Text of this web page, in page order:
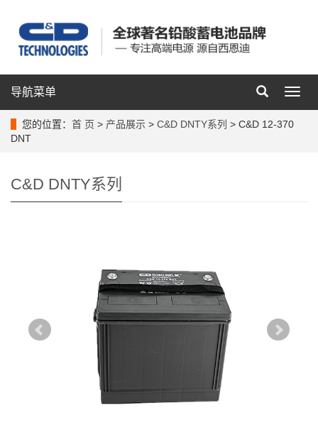
导
菜
导航菜单
您的位置： 首 页 > 产品展示 > C&D DNTY系列 > C&D 12-370
DNT
C&D DNTY系列